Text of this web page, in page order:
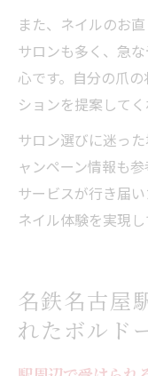
また、ネイルのお
サロンも多く、急
心です。自分の爪
ションを提案して
サロン選びに迷っ
ャンペーン情報も
サービスが行き届
ネイル体験を実現し
名鉄名古屋
れたボルド